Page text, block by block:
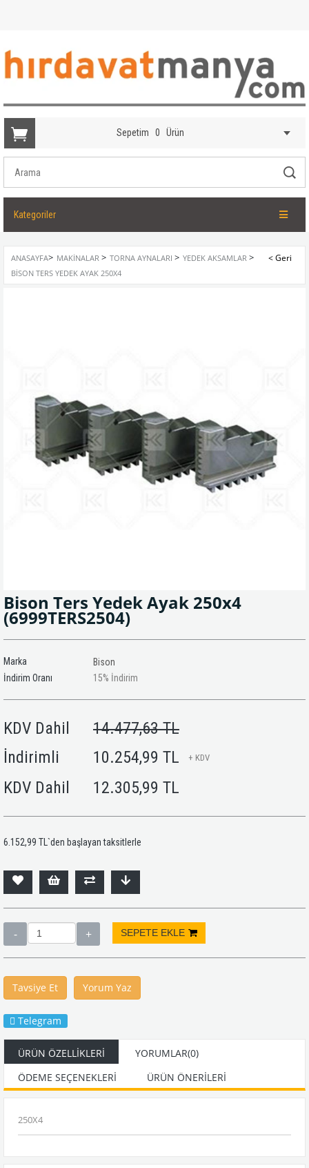
Sepetim 0 Ürün
Kategoriler
ANASAYFA> MAKINALAR > TORNA AYNALARI > YEDEK AKSAMLAR >
BISON TERS YEDEK AYAK 250X4
Bison Ters Yedek Ayak 250x4
(6999TERS2504)
Marka
Bison
İndirim Oranı
%
15 İndirim
KDV Dahil
14.477,63 TL
İndirimli
10.254,99 TL + KDV
KDV Dahil 12.305,99 TL
6.152,99 TL `den başlayan taksitlerle
Tavsiye Et Yorum Yaz
Telegram
ÜRÜN ÖZELLIKLERI YORUMLAR(0)
ÖDEME SEÇENEKLERI
ÜRÜN ÖNERILERI
250X4